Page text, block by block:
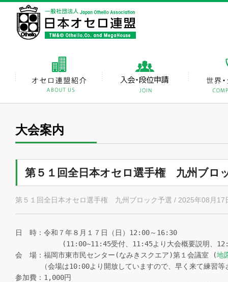
大会案内
第５１回全日本オセロ選手権 九州ブロ
第５１回全日本オセロ選手権 九州ブロック予選 / 2025年08月17
日　時：令和７年８月１７日（日）12:00～16:30
(11:00~11:45受付、11:45より大会概要説明、
会　場：福岡市東市民センター(なみきスクエア)第１会議室 (地
（会場は10:00より開放していますので、早く来て練習等
参加費：1,000円